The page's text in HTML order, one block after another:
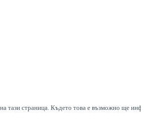
тази страница. Където това е възможно ще